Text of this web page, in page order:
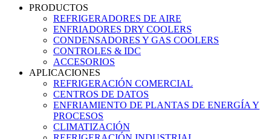
PRODUCTOS
REFRIGERADORES DE AIRE
ENFRIADORES DRY COOLERS
CONDENSADORES Y GAS COOLERS
CONTROLES & IDC
ACCESORIOS
APLICACIONES
REFRIGERACIÓN COMERCIAL
CENTROS DE DATOS
ENFRIAMIENTO DE PLANTAS DE ENERGÍA Y
PROCESOS
CLIMATIZACIÓN